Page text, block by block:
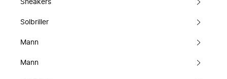
Sneakers
Solbriller
Mann
Mann